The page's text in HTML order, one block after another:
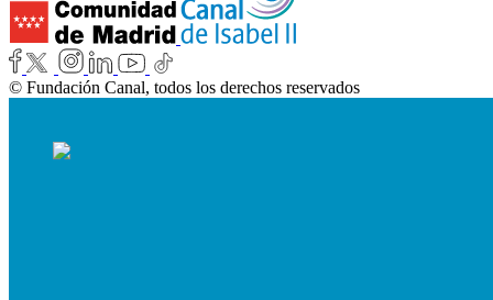
© Fundación Canal, todos los derechos reservados